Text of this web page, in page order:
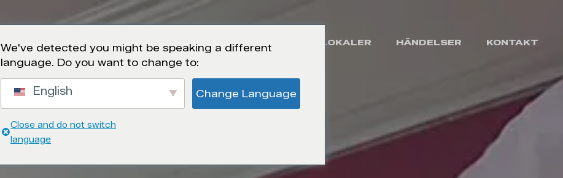
UTSTÄLLNINGSMONTRAR RESTAURANGER OCH AFFÄRSLOKALER HÄNDELSER KONTAKT
We've detected you might be speaking a different
language. Do you want to change to:
English Change Language
Close and do not switch
language